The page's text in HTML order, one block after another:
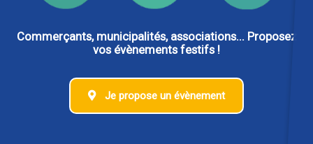
Commerçants, municipalités, associations... Proposez
vos évènements festifs !
Je propose un évènement